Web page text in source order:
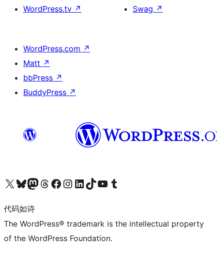
WordPress.tv ↗
Swag ↗
WordPress.com ↗
Matt ↗
bbPress ↗
BuddyPress ↗
关注我们的 X（原 Twitter）账号访问我们的 Bluesky 账号关注我们的 Mastodon 账号访问我们的 Threads 账号 访问我们的 Facebook 公共主页关注我们的 Instagram 账号 关注我们的 LinkedIn 主页访问我们的 TikTok 账号访问我们的 YouTube 频道 访问我们的 Tumblr 账号
代码如诗
The WordPress® trademark is the intellectual property
of the WordPress Foundation.